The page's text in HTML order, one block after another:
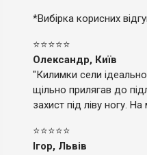
*Вибірка корисних
⭐⭐⭐⭐⭐
Олександр, Київ
"Килимки сели
щільно прилягав до
захист під ліву ногу.
⭐⭐⭐⭐⭐
Ігор, Львів